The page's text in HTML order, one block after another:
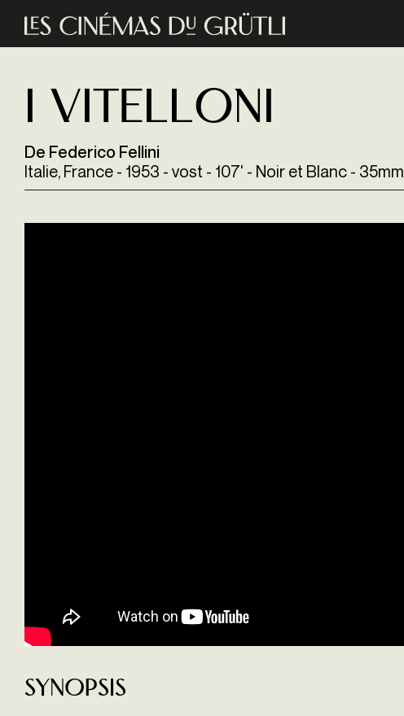
Aller au contenu principal
I Vitelloni
De Federico Fellini
Italie, France - 1953 - vost - 107' - Noir et Blanc - 35mm
Synopsis